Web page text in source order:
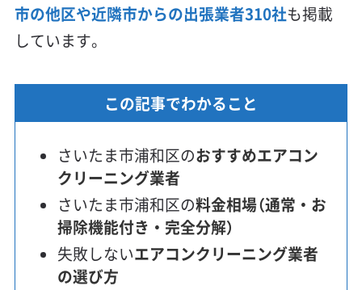
市の他区や近隣市からの出張業者310社も掲載
しています。
この記事でわかること
さいたま市浦和区のおすすめエアコン
クリーニング業者
さいたま市浦和区の料金相場（通常・お
掃除機能付き・完全分解）
失敗しないエアコンクリーニング業者
の選び方